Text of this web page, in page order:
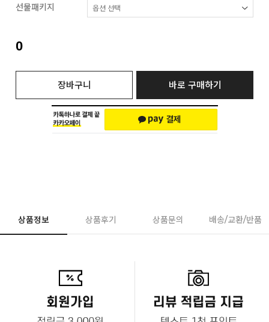
선물패키지
0
장바구니 바로 구매하기
상품정보 상품후기 상품문의 배송/교환/반품